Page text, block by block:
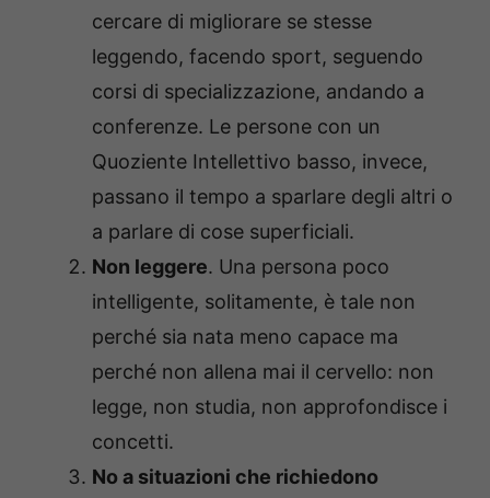
cercare di migliorare se stesse
leggendo, facendo sport, seguendo
corsi di specializzazione, andando a
conferenze. Le persone con un
Quoziente Intellettivo basso, invece,
passano il tempo a sparlare degli altri o
a parlare di cose superficiali.
Non leggere. Una persona poco
intelligente, solitamente, è tale non
perché sia nata meno capace ma
perché non allena mai il cervello: non
legge, non studia, non approfondisce i
concetti.
No a situazioni che richiedono